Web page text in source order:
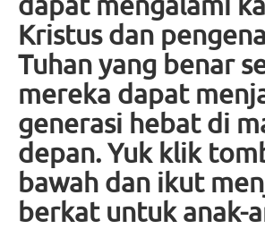
Kristus dan
Tuhan yang benar
mereka dapat
generasi hebat di
depan. Yuk klik
bawah dan ikut
berkat untuk anak-